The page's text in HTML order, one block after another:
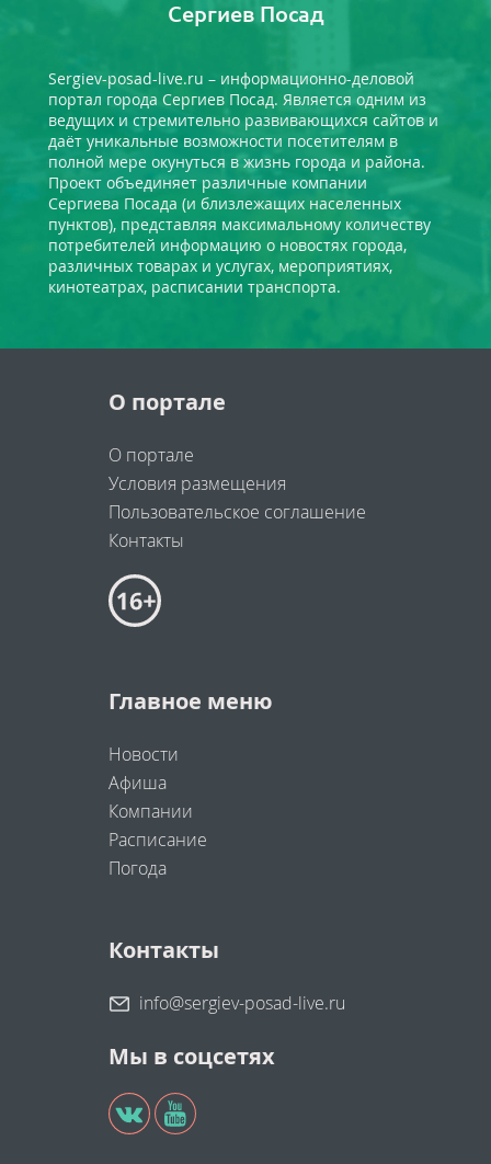
Сергиев Посад
Sergiev-posad-live.ru – информационно-деловой
портал города Сергиев Посад. Является одним из
ведущих и стремительно развивающихся сайтов и
даёт уникальные возможности посетителям в
полной мере окунуться в жизнь города и района.
Проект объединяет различные компании
Сергиева Посада (и близлежащих населенных
пунктов), представляя максимальному количеству
потребителей информацию о новостях города,
различных товарах и услугах, мероприятиях,
кинотеатрах, расписании транспорта.
О портале
О портале
Условия размещения
Пользовательское соглашение
Контакты
Главное меню
Новости
Афиша
Компании
Расписание
Погода
Контакты
info@sergiev-posad-live.ru
Мы в соцсетях